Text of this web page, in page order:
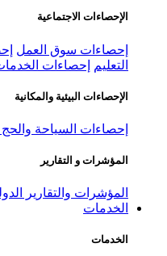
الإحصاءات الاجتماعية
إحصاءات سوق العمل
التعليم
إحصاءات
الإحصاءات البيئية والمكانية
إحصاءات السياحة والحج
المؤشرات و التقارير
المؤشرات والتقارير
الخدمات
الخدمات